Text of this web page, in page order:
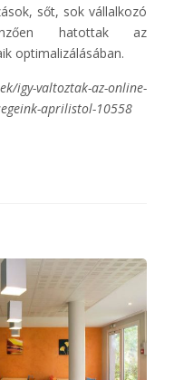
sőt, sok vállalkozó
hatottak az
optimalizálásában.
igy-valtoztak-az-online-
aprilistol-10558